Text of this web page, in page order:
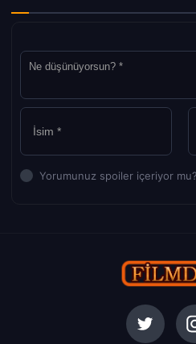
Yorumunuz spoiler içeriyor mu?